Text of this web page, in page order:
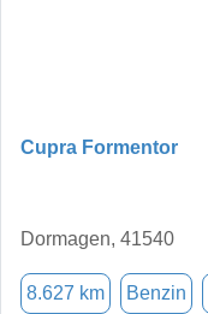
Cupra Formentor
Dormagen, 41540
8.627 km Benzin